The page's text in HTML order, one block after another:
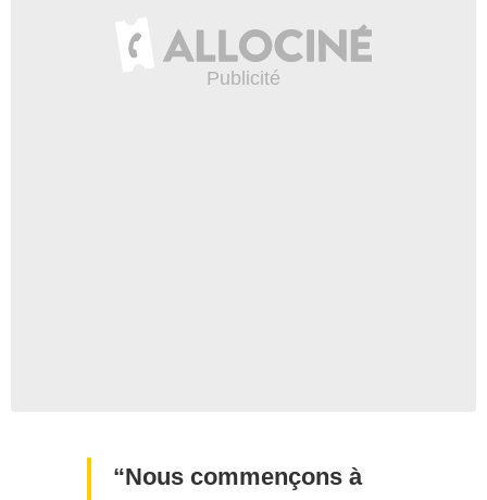
Nous commençons à